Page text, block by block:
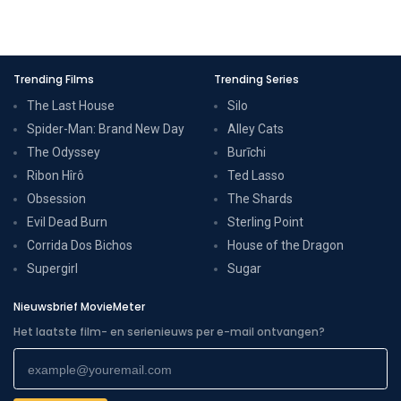
Trending Films
The Last House
Spider-Man: Brand New Day
The Odyssey
Ribon Hîrô
Obsession
Evil Dead Burn
Corrida Dos Bichos
Supergirl
Trending Series
Silo
Alley Cats
Burīchi
Ted Lasso
The Shards
Sterling Point
House of the Dragon
Sugar
Nieuwsbrief MovieMeter
Het laatste film- en serienieuws per e-mail ontvangen?